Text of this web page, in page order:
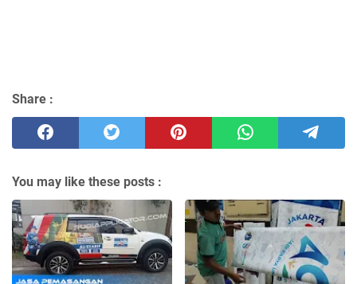
Share :
You may like these posts :